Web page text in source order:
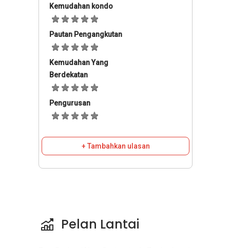
Kemudahan kondo
Pautan Pengangkutan
Kemudahan Yang
Berdekatan
Pengurusan
+ Tambahkan ulasan
Pelan Lantai